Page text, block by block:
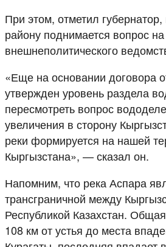
При этом, отметил
району поднимается вопрос
внешнеполитического
«Еще на основании договора
утвержден уровень раздела
пересмотреть вопрос
увеличения в сторону
реки формируется на нашей
Кыргызстана», — сказал он.
Напомним, что река Аспара
трансграничной между
Республикой Казахстан.
108 км от устья до места